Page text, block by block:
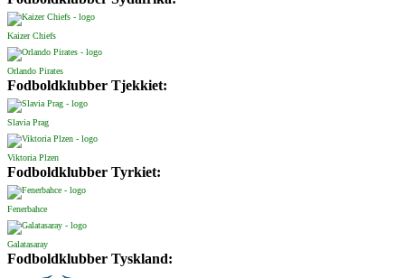
Kaizer Chiefs
Orlando Pirates
Fodboldklubber Tjekkiet:
Slavia Prag
Viktoria Plzen
Fodboldklubber Tyrkiet:
Fenerbahce
Galatasaray
Fodboldklubber Tyskland: